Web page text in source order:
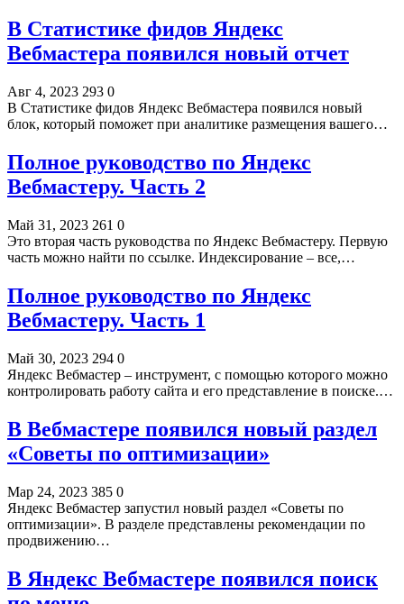
В Статистике фидов Яндекс
Вебмастера появился новый отчет
Авг 4, 2023 293 0
В Статистике фидов Яндекс Вебмастера появился новый
блок, который поможет при аналитике размещения вашего…
Полное руководство по Яндекс
Вебмастеру. Часть 2
Май 31, 2023 261 0
Это вторая часть руководства по Яндекс Вебмастеру. Первую
часть можно найти по ссылке. Индексирование – все,…
Полное руководство по Яндекс
Вебмастеру. Часть 1
Май 30, 2023 294 0
Яндекс Вебмастер – инструмент, с помощью которого можно
контролировать работу сайта и его представление в поиске.…
В Вебмастере появился новый раздел
«Советы по оптимизации»
Мар 24, 2023 385 0
Яндекс Вебмастер запустил новый раздел «Советы по
оптимизации». В разделе представлены рекомендации по
продвижению…
В Яндекс Вебмастере появился поиск